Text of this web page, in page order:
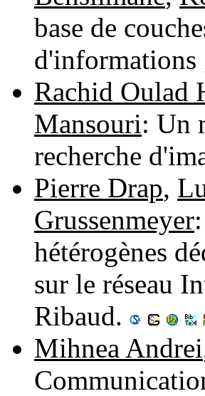
base de
d'informations
Rachid Oulad
Mansouri: Un
recherche
Pierre Drap,
Grussenmeyer
hétérogènes
sur le réseau
Ribaud.
Mihnea Andrei